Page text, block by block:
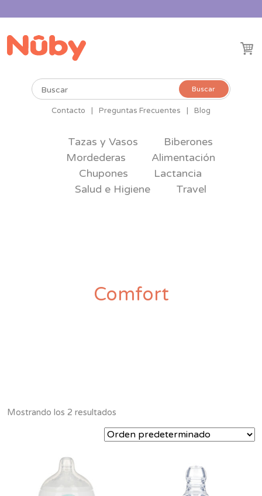
Buscar
Buscar
Contacto Preguntas Frecuentes Blog
Tazas y Vasos
Biberones
Mordederas
Alimentación
Chupones
Lactancia
Salud e Higiene
Travel
Comfort
Mostrando los 2 resultados